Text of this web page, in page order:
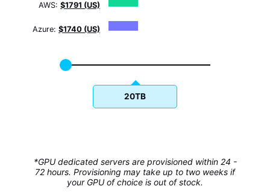
AWS: $1791 (US)
Azure: $1740 (US)
20TB
*GPU dedicated servers are provisioned within 24 -
72 hours. Provisioning may take up to two weeks if
your GPU of choice is out of stock.